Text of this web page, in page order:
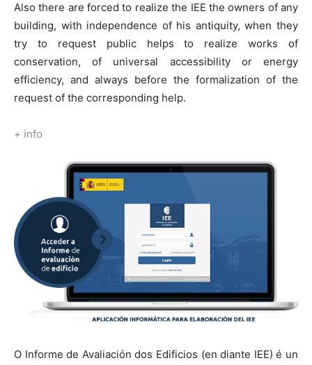
Also there are forced to realize the IEE the owners of any
building, with independence of his antiquity, when they
try to request public helps to realize works of
conservation, of universal accessibility or energy
efficiency, and always before the formalization of the
request of the corresponding help.
+ info
O Informe de Avaliación dos Edificios (en diante IEE) é un